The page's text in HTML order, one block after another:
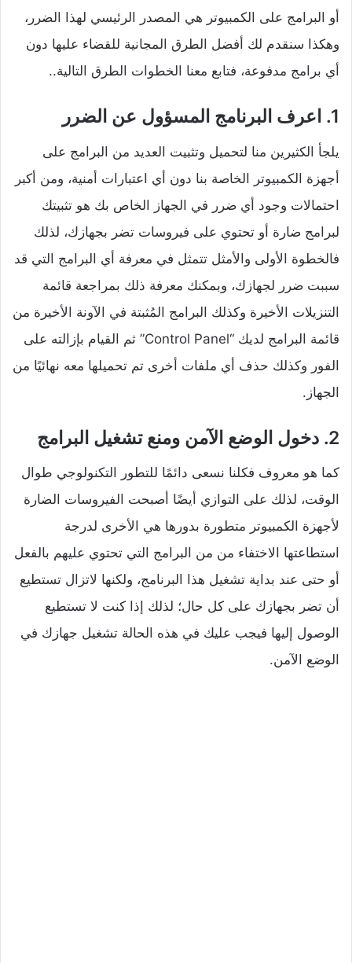
أو البرامج على الكمبيوتر هي المصدر الرئيسي لهذا الضرر،
وهكذا سنقدم لك أفضل الطرق المجانية للقضاء عليها دون
أي برامج مدفوعة، فتابع معنا الخطوات الطرق التالية..
1. اعرف البرنامج المسؤول عن الضرر
يلجأ الكثيرين منا لتحميل وتثبيت العديد من البرامج على
أجهزة الكمبيوتر الخاصة بنا دون أي اعتبارات أمنية، ومن أكبر
احتمالات وجود أي ضرر في الجهاز الخاص بك هو تثبيتك
لبرامج ضارة أو تحتوي على فيروسات تضر بجهازك، لذلك
فالخطوة الأولى والأمثل تتمثل في معرفة أي البرامج التي قد
سببت ضرر لجهازك، وبمكنك معرفة ذلك بمراجعة قائمة
التنزيلات الأخيرة وكذلك البرامج المُثبتة في الآونة الأخيرة من
قائمة البرامج لديك “Control Panel” ثم القيام بإزالته على
الفور وكذلك حذف أي ملفات أخرى تم تحميلها معه نهائيًا من
الجهاز.
2. دخول الوضع الآمن ومنع تشغيل البرامج
كما هو معروف فكلنا نسعى دائمًا للتطور التكنولوجي طوال
الوقت، لذلك على التوازي أيضًا أصبحت الفيروسات الضارة
لأجهزة الكمبيوتر متطورة بدورها هي الأخرى لدرجة
استطاعتها الاختفاء من من البرامج التي تحتوي عليهم بالفعل
أو حتى عند بداية تشغيل هذا البرنامج، ولكنها لاتزال تستطيع
أن تضر بجهازك على كل حال؛ لذلك إذا كنت لا تستطيع
الوصول إليها فيجب عليك في هذه الحالة تشغيل جهازك في
الوضع الآمن.